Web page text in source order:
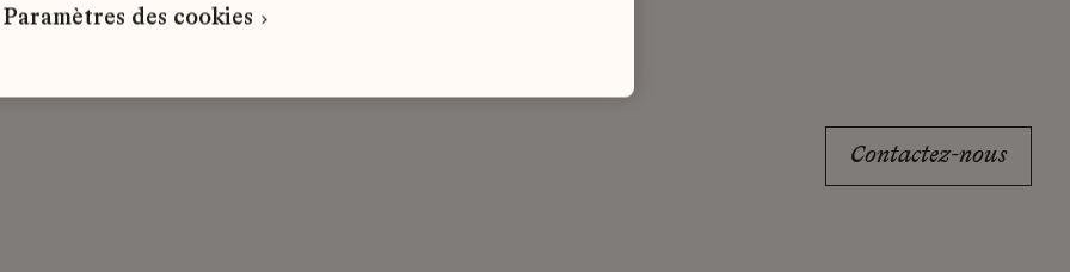
correspond à votre profil ?
spontanée dès maintenant.
Contactez-nous
Paramètres des cookies